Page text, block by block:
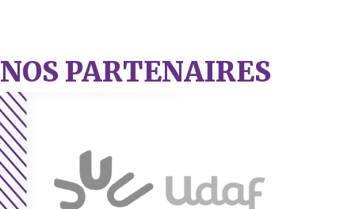
NOS PARTENAIRES